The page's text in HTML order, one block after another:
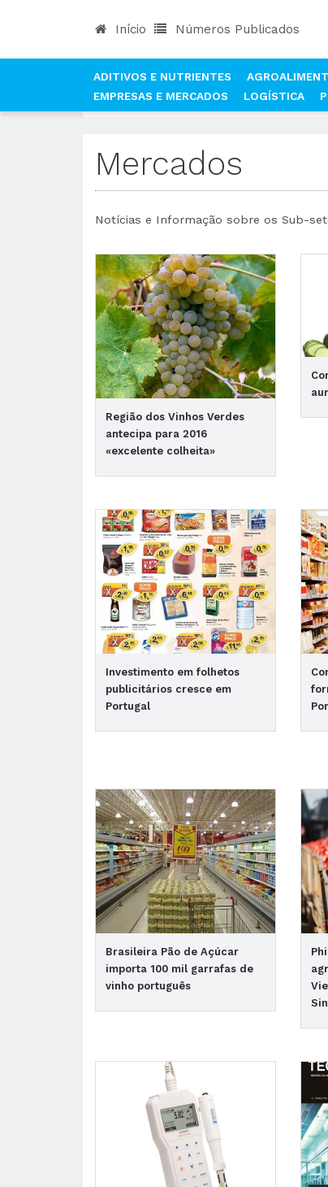
Início Números Publicados
ADITIVOS E NUTRIENTES
EMPRESAS E MERCADOS
LOGÍSTICA
Mercados
Notícias e Informação sobre os Sub-
Região dos Vinhos Verdes
antecipa para 2016
«excelente colheita»
Investimento em folhetos
publicitários cresce em
Portugal
Brasileira Pão de Açúcar
importa 100 mil garrafas de
vinho português